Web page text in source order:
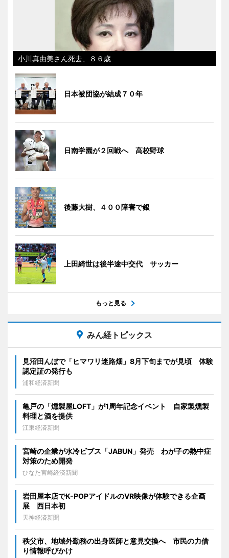
小川真由美さん死去、８６歳
日本被団協が結成７０年
日南学園が２回戦へ 高校野球
後藤大樹、４００障害で銀
上田綺世は後半途中交代 サッカー
もっと見る
みん経トピックス
見沼田んぼで「ヒマワリ迷路畑」8月下旬までが見頃 体験
認定証の発行も
浦和経済新聞
亀戸の「燻製屋LOFT」が1周年記念イベント 自家製燻製
料理と酒を提供
江東経済新聞
宮崎の企業が水冷ビブス「JABUN」発売 わが子の熱中症
対策のため開発
ひなた宮崎経済新聞
岩田屋本店でK-POPアイドルのVR映像が体験できる企画
展 西日本初
天神経済新聞
秩父市、地域外勤務の出身医師と意見交換へ 市民の力借
り情報呼びかけ